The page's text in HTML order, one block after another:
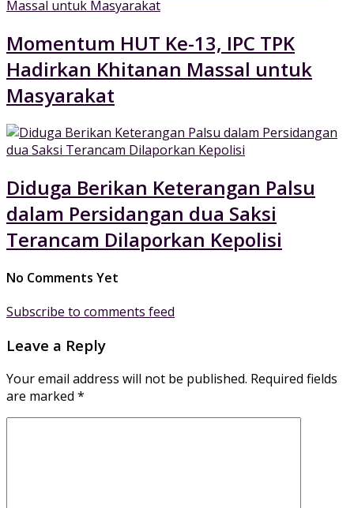
Momentum HUT Ke-13, IPC TPK
Hadirkan Khitanan Massal untuk
Masyarakat
Diduga Berikan Keterangan Palsu
dalam Persidangan dua Saksi
Terancam Dilaporkan Kepolisi
No Comments Yet
Subscribe to comments feed
Leave a Reply
Your email address will not be published. Required fields
are marked *